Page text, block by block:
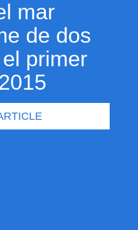
mar
de dos
primer